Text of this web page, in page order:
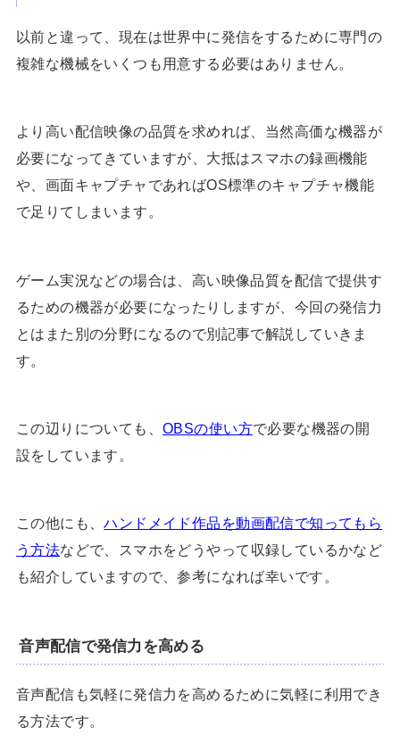
以前と違って、現在は世界中に発信をするために専門の
複雑な機械をいくつも用意する必要はありません。
より高い配信映像の品質を求めれば、当然高価な機器が
必要になってきていますが、大抵はスマホの録画機能
や、画面キャプチャであればOS標準のキャプチャ機能
で足りてしまいます。
ゲーム実況などの場合は、高い映像品質を配信で提供す
るための機器が必要になったりしますが、今回の発信力
とはまた別の分野になるので別記事で解説していきま
す。
この辺りについても、OBSの使い方で必要な機器の開
設をしています。
この他にも、ハンドメイド作品を動画配信で知ってもら
う方法などで、スマホをどうやって収録しているかなど
も紹介していますので、参考になれば幸いです。
音声配信で発信力を高める
音声配信も気軽に発信力を高めるために気軽に利用でき
る方法です。